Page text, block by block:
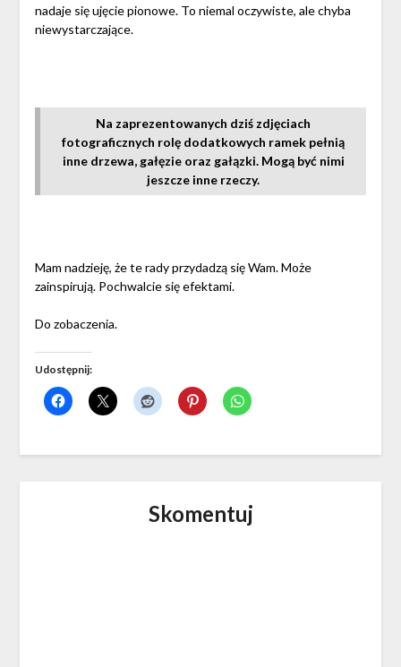
nadaje się ujęcie pionowe. To niemal oczywiste, ale chyba
niewystarczające.
Na zaprezentowanych dziś zdjęciach
fotograficznych rolę dodatkowych ramek pełnią
inne drzewa, gałęzie oraz gałązki. Mogą być nimi
jeszcze inne rzeczy.
Mam nadzieję, że te rady przydadzą się Wam. Może
zainspirują. Pochwalcie się efektami.
Do zobaczenia.
Udostępnij:
Skomentuj